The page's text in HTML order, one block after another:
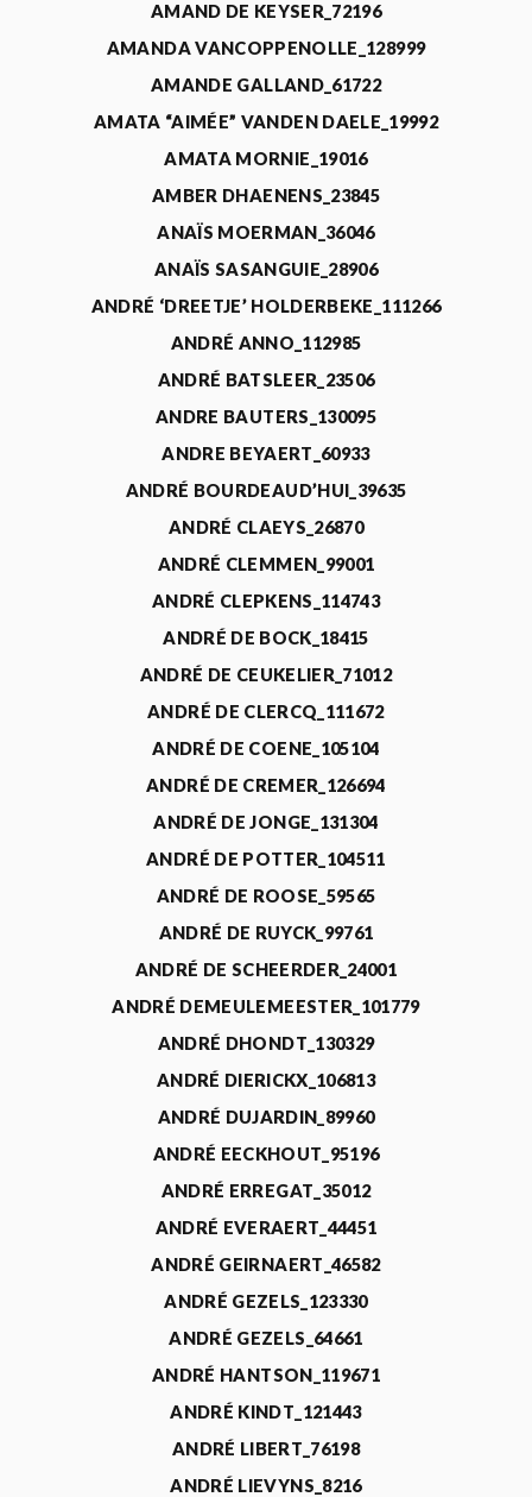
AMAND DE KEYSER_72196
AMANDA VANCOPPENOLLE_128999
AMANDE GALLAND_61722
AMATA “AIMÉE” VANDEN DAELE_19992
AMATA MORNIE_19016
AMBER DHAENENS_23845
ANAÏS MOERMAN_36046
ANAÏS SASANGUIE_28906
ANDRÉ ‘DREETJE’ HOLDERBEKE_111266
ANDRÉ ANNO_112985
ANDRÉ BATSLEER_23506
ANDRE BAUTERS_130095
ANDRE BEYAERT_60933
ANDRÉ BOURDEAUD’HUI_39635
ANDRÉ CLAEYS_26870
ANDRÉ CLEMMEN_99001
ANDRÉ CLEPKENS_114743
ANDRÉ DE BOCK_18415
ANDRÉ DE CEUKELIER_71012
ANDRÉ DE CLERCQ_111672
ANDRÉ DE COENE_105104
ANDRÉ DE CREMER_126694
ANDRÉ DE JONGE_131304
ANDRÉ DE POTTER_104511
ANDRÉ DE ROOSE_59565
ANDRÉ DE RUYCK_99761
ANDRÉ DE SCHEERDER_24001
ANDRÉ DEMEULEMEESTER_101779
ANDRÉ DHONDT_130329
ANDRÉ DIERICKX_106813
ANDRÉ DUJARDIN_89960
ANDRÉ EECKHOUT_95196
ANDRÉ ERREGAT_35012
ANDRÉ EVERAERT_44451
ANDRÉ GEIRNAERT_46582
ANDRÉ GEZELS_123330
ANDRÉ GEZELS_64661
ANDRÉ HANTSON_119671
ANDRÉ KINDT_121443
ANDRÉ LIBERT_76198
ANDRÉ LIEVYNS_8216